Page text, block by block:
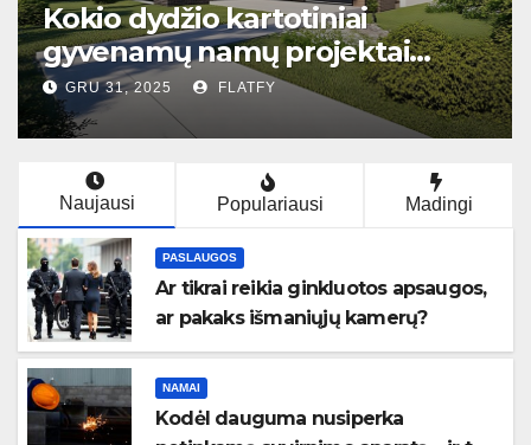
Kaip išlaikyti sužadėtuvių
iš balto aukso spindesį –
priežiūros gidas
LAP 7, 2025 FLATFY
Naujausi Populariausi Madingi
PASLAUGOS
Ar tikrai reikia ginkluotos apsaugos,
ar pakaks išmaniųjų kamerų?
NAMAI
Kodėl dauguma nusiperka